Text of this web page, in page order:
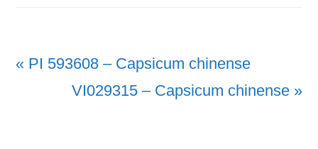
Vorheriger
« PI 593608 – Capsicum chinense
Nächster
VI029315 – Capsicum chinense »